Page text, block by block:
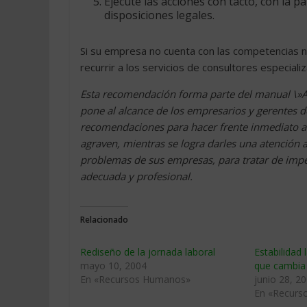
disposiciones legales.
Si su empresa no cuenta con las
recurrir a los servicios de consultores
Esta recomendación forma parte del manual
pone al alcance de los empresarios y gerentes
recomendaciones para hacer frente inmediato
agraven, mientras se logra darles una
problemas de sus empresas, para tratar de
adecuada y profesional.
Relacionado
Rediseño de la jornada laboral
mayo 10, 2004
En «Recursos Humanos»
Estabilidad
que cambia
junio 28,
En